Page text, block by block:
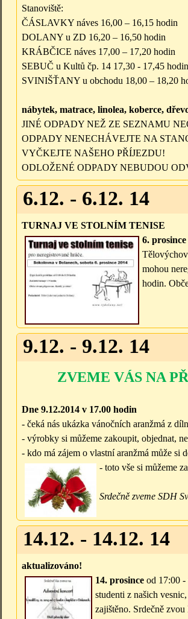
Stanoviště:
ČÁSLAVKY náves 16,00 – 16,15 hodin
DOLANY u ZD 16,20 – 16,50 hodin
KRÁBČICE náves 17,00 – 17,20 hodin
SEBUČ u Kultů čp. 14 17,30 - 17,45 hodin
SVINIŠŤANY u obchodu 18,00 – 18,20
nábytek, matrace, linolea, koberce,
JINÉ ODPADY NEŽ ZE SEZNAMU
ODPADY NENECHÁVEJTE NA
VYČKEJTE NAŠEHO PŘÍJEZDU!
ODLOŽENÉ ODPADY NEBUDOU
6.12. - 6.12. 14
TURNAJ VE STOLNÍM TENISE
6. prosince
mohou
hodin.
9.12. - 9.12. 14
ZVEME VÁS NA
Dne 9.12.2014 v 17.00 hodin
- čeká nás ukázka vánočních aranžmá z
- výrobky si můžeme zakoupit, objednat,
- kdo má zájem o vlastní aranžmá může
- toto vše si můžeme
Srdečně zveme SDH
14.12. - 14.12. 14
aktualizováno!
14. prosince od 17:00
studenti z našich
zajištěno. Srdečně